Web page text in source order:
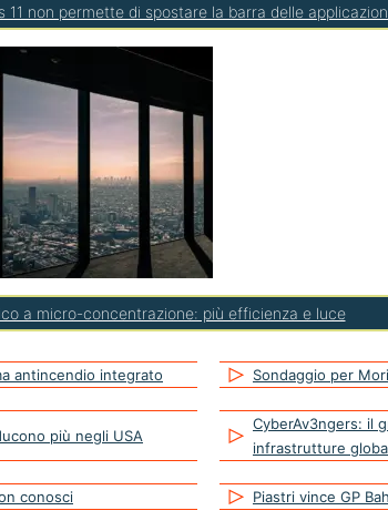
11 non permette di spostare la barra delle
a micro-concentrazione: più efficienza e luce
antincendio integrato Sondaggio per
più negli USA
CyberAv3ngers: il
infrastrutture
conosci Piastri vince GP